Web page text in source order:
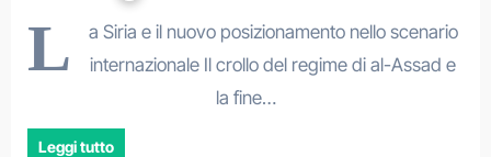
L
a Siria e il nuovo posizionamento nello scenario
internazionale Il crollo del regime di al-Assad e
la fine…
Leggi tutto